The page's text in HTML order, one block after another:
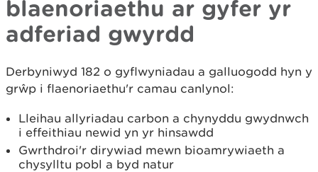
blaenoriaethu ar gyfer yr
adferiad gwyrdd
Derbyniwyd 182 o gyflwyniadau a galluogodd hyn y
grŵp i flaenoriaethu'r camau canlynol:
Lleihau allyriadau carbon a chynyddu gwydnwch
i effeithiau newid yn yr hinsawdd
Gwrthdroi'r dirywiad mewn bioamrywiaeth a
chysylltu pobl a byd natur